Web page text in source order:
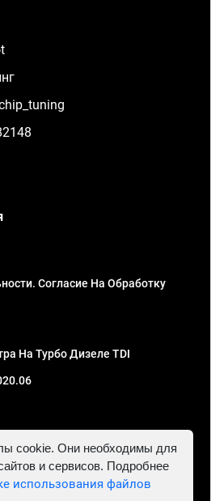
Согласие На Обработку
На Турбо Дизеле TDI
ИНН 781302555843,
cookie. Они необходимы для
и сервисов. Подробнее
использования файлов